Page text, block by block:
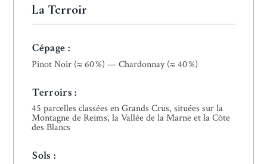
La Terroir
Cépage :
Pinot Noir (≈ 60 %) — Chardonnay (≈ 40 %)
Terroirs :
45 parcelles classées en Grands Crus, situées sur la
Montagne de Reims, la Vallée de la Marne et la Côte
des Blancs
Sols :